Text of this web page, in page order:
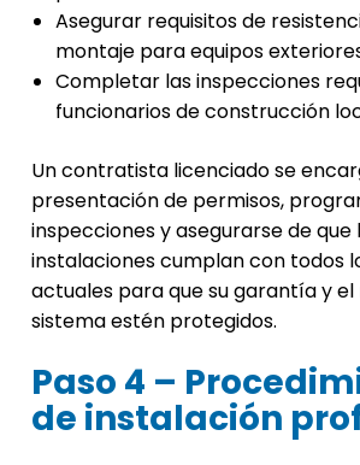
Asegurar requisitos de
montaje para equipos
Completar las inspecciones
funcionarios de construcción
Un contratista licenciado se
presentación de permisos,
inspecciones y asegurarse de que
instalaciones cumplan con todos
actuales para que su garantía y
sistema estén protegidos.
Paso 4 –
de instalación